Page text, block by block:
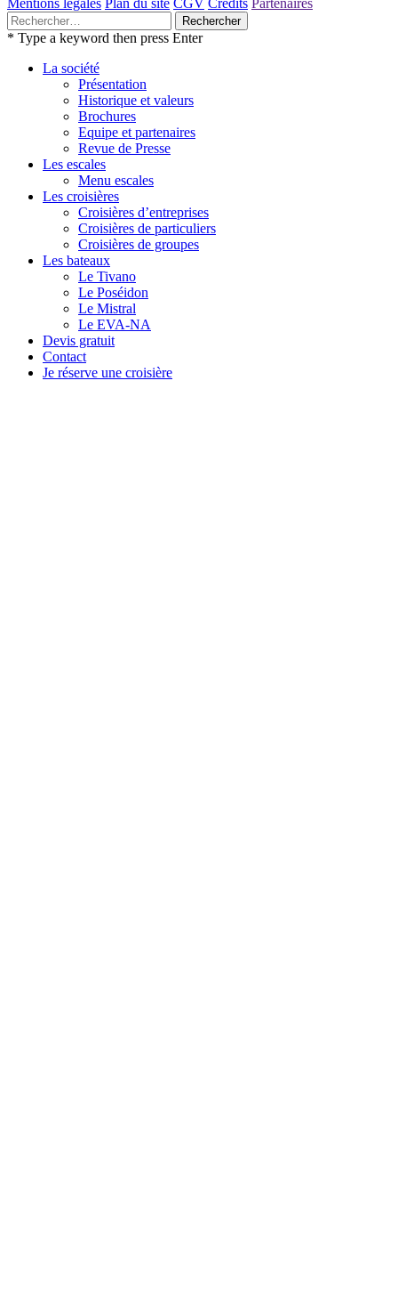
Rechercher :
* Type a keyword then press Enter
La société
Présentation
Historique et valeurs
Brochures
Equipe et partenaires
Revue de Presse
Les escales
Menu escales
Les croisières
Croisières d’entreprises
Croisières de particuliers
Croisières de groupes
Les bateaux
Le Tivano
Le Poséidon
Le Mistral
Le EVA-NA
Devis gratuit
Contact
Je réserve une croisière